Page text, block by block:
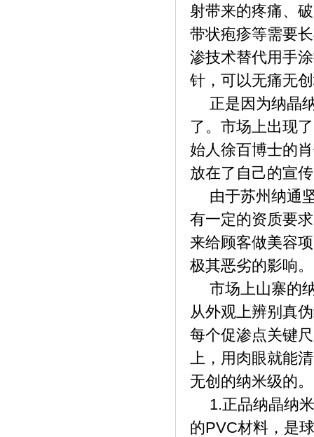
射带来的疼痛、
带状疱疹等需要
渗技术替代用手
针，可以无痛无
正是因为纳晶
了。市场上出现
始人徐百博士的
放在了自己的宣
由于苏州纳通
有一定的资质要
来给顾客做美容
极其恶劣的影响。
市场上山寨的
从外观上辨别真
每个促渗点关键
上，用肉眼就能
无创的纳米级的。
1.正品纳晶纳
的PVC材料，是